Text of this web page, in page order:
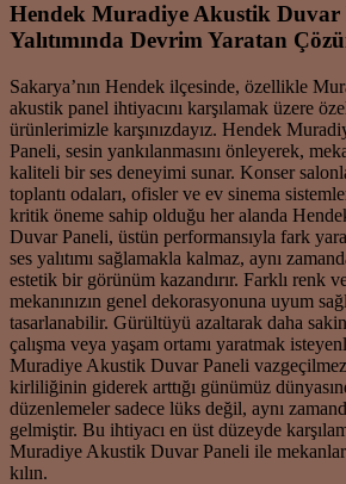
Hendek Muradiye Akustik Duvar
Yalıtımında Devrim Yaratan
Sakarya’nın Hendek ilçesinde, özellikle
akustik panel ihtiyacını karşılamak üzere
ürünlerimizle karşınızdayız. Hendek
Paneli, sesin yankılanmasını önleyerek,
kaliteli bir ses deneyimi sunar. Konser
toplantı odaları, ofisler ve ev sinema
kritik öneme sahip olduğu her alanda
Duvar Paneli, üstün performansıyla fark
ses yalıtımı sağlamakla kalmaz, aynı
estetik bir görünüm kazandırır. Farklı renk
mekanınızın genel dekorasyonuna uyum
tasarlanabilir. Gürültüyü azaltarak daha
çalışma veya yaşam ortamı yaratmak
Muradiye Akustik Duvar Paneli
kirliliğinin giderek arttığı günümüz
düzenlemeler sadece lüks değil, aynı
gelmiştir. Bu ihtiyacı en üst düzeyde
Muradiye Akustik Duvar Paneli ile
kılın.